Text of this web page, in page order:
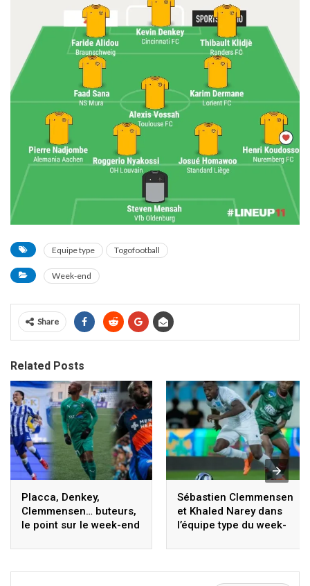
Equipe type Togofootball
Week-end
Share
Related Posts
Placca, Denkey,
Clemmensen… buteurs,
le point sur le week-end
Sébastien Clemmensen
et Khaled Narey dans
l’équipe type du week-